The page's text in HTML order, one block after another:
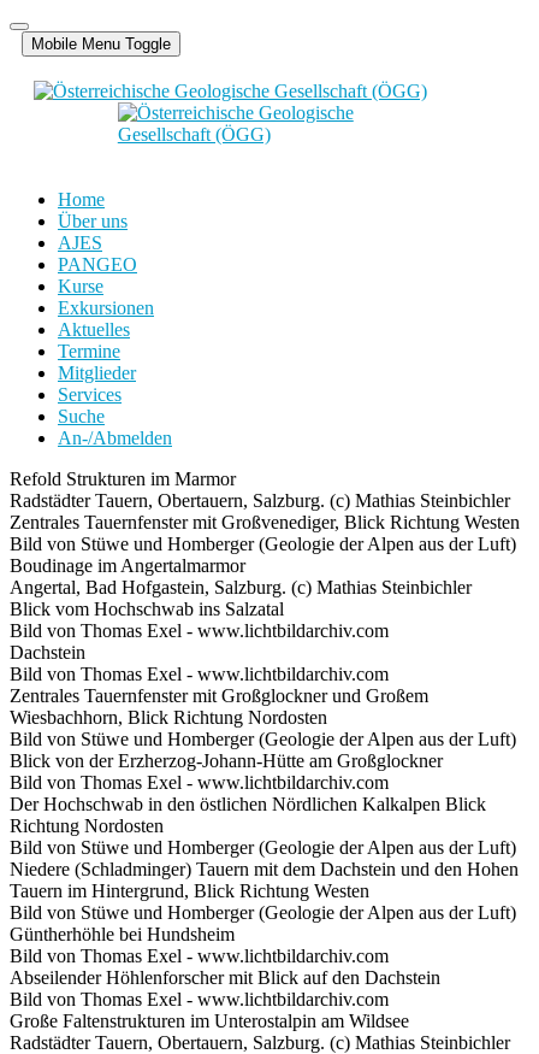
Mobile Menu Toggle
Home
Über uns
AJES
PANGEO
Kurse
Exkursionen
Aktuelles
Termine
Mitglieder
Services
Suche
An-/Abmelden
Refold Strukturen im Marmor
Radstädter Tauern, Obertauern, Salzburg. (c) Mathias Steinbichler
Zentrales Tauernfenster mit Großvenediger, Blick Richtung Westen
Bild von Stüwe und Homberger (Geologie der Alpen aus der Luft)
Boudinage im Angertalmarmor
Angertal, Bad Hofgastein, Salzburg. (c) Mathias Steinbichler
Blick vom Hochschwab ins Salzatal
Bild von Thomas Exel - www.lichtbildarchiv.com
Dachstein
Bild von Thomas Exel - www.lichtbildarchiv.com
Zentrales Tauernfenster mit Großglockner und Großem
Wiesbachhorn, Blick Richtung Nordosten
Bild von Stüwe und Homberger (Geologie der Alpen aus der Luft)
Blick von der Erzherzog-Johann-Hütte am Großglockner
Bild von Thomas Exel - www.lichtbildarchiv.com
Der Hochschwab in den östlichen Nördlichen Kalkalpen Blick
Richtung Nordosten
Bild von Stüwe und Homberger (Geologie der Alpen aus der Luft)
Niedere (Schladminger) Tauern mit dem Dachstein und den Hohen
Tauern im Hintergrund, Blick Richtung Westen
Bild von Stüwe und Homberger (Geologie der Alpen aus der Luft)
Güntherhöhle bei Hundsheim
Bild von Thomas Exel - www.lichtbildarchiv.com
Abseilender Höhlenforscher mit Blick auf den Dachstein
Bild von Thomas Exel - www.lichtbildarchiv.com
Große Faltenstrukturen im Unterostalpin am Wildsee
Radstädter Tauern, Obertauern, Salzburg. (c) Mathias Steinbichler
Jahr
Monat
Jahr
Monat